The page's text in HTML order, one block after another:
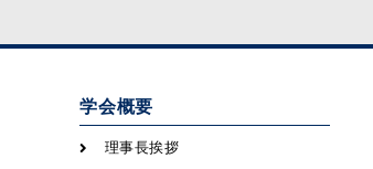
学会概要
理事長挨拶